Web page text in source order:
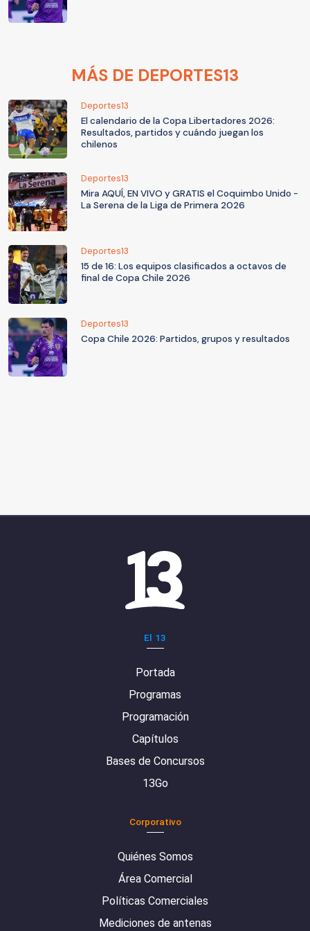
MÁS DE DEPORTES13
Deportes13
El calendario de la Copa Libertadores 2026:
Resultados, partidos y cuándo juegan los
chilenos
Deportes13
Mira AQUÍ, EN VIVO y GRATIS el Coquimbo Unido -
La Serena de la Liga de Primera 2026
Deportes13
15 de 16: Los equipos clasificados a octavos de
final de Copa Chile 2026
Deportes13
Copa Chile 2026: Partidos, grupos y resultados
El 13
Portada
Programas
Programación
Capítulos
Bases de Concursos
13Go
Corporativo
Quiénes Somos
Área Comercial
Políticas Comerciales
Mediciones de antenas